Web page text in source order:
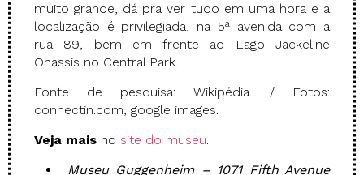
muito grande, dá pra ver tudo em uma hora e a
localização é privilegiada, na 5ª avenida com a
rua 89, bem em frente ao Lago Jackeline
Onassis no Central Park.
Fonte de pesquisa: Wikipédia. / Fotos:
connectin.com, google images.
Veja mais no site do museu.
Museu Guggenheim – 1071 Fifth Avenue